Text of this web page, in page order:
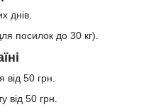
днів.
посилок до 30 кг).
від 50 грн.
від 50 грн.